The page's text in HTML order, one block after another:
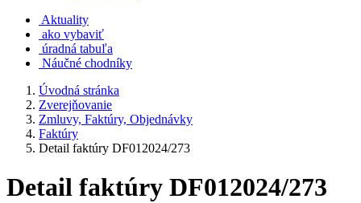
Aktuality
ako vybaviť
úradná tabuľa
Náučné chodníky
Úvodná stránka
Zverejňovanie
Zmluvy, Faktúry, Objednávky
Faktúry
Detail faktúry DF012024/273
Detail faktúry DF012024/273